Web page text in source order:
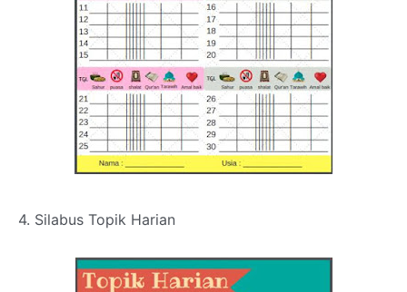
4. Silabus Topik Harian